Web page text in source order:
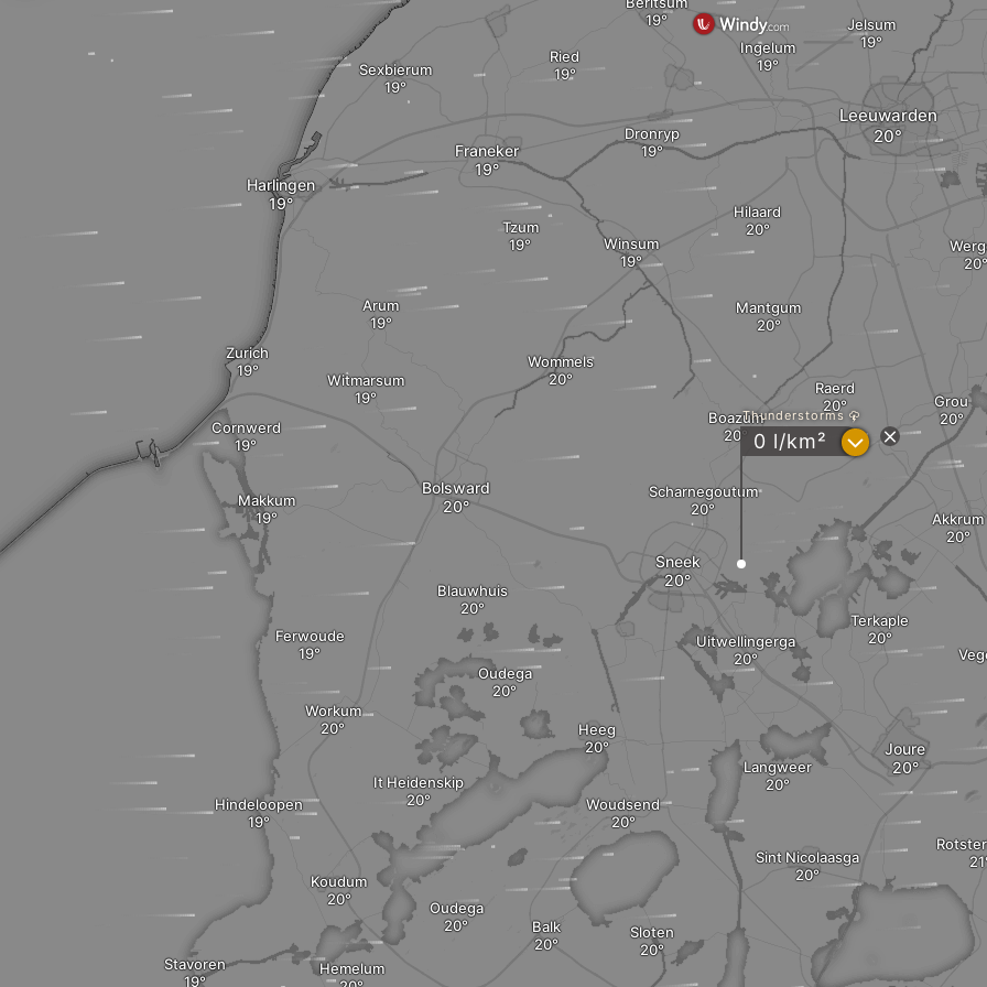
Raerd
Boazum
Scharnegoutum
Sneek
Leeuwarden
Hilaard
Ingelum
Mantgum
Dronryp
Winsum
Witmarsum
Blauwhuis
Bolsward
Wommels
Akkrum
Grou
Terkaple
Woudsend
Uitwellingerga
Langweer
Sint Nicolaasga
Sexbierum
Franeker
Ried
Arum
Tzum
Koudum
It Heidenskip
Heeg
Oudega
Joure
Jelsum
Zurich
Cornwerd
Makkum
Sloten
Harlingen
Hindeloopen
Workum
Ferwoude
Hemelum
Oudega
Balk
Stavoren
Thunderstorms
0 l/km² ?